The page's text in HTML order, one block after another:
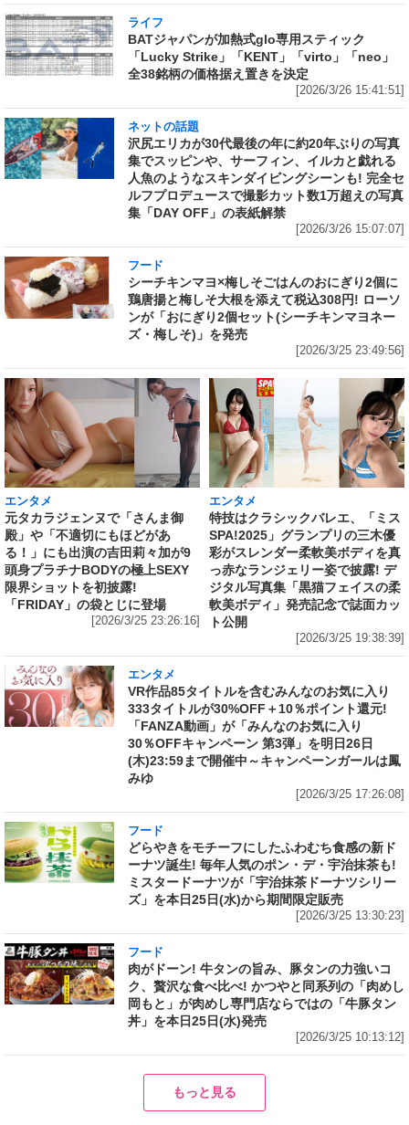
ライフ
BATジャパンが加熱式glo専用スティック
「Lucky Strike」「KENT」「virto」「neo」
全38銘柄の価格据え置きを決定
[2026/3/26 15:41:51]
ネットの話題
沢尻エリカが30代最後の年に約20年ぶりの写真
集でスッピンや、サーフィン、イルカと戯れる
人魚のようなスキンダイビングシーンも! 完全セ
ルフプロデュースで撮影カット数1万超えの写真
集「DAY OFF」の表紙解禁
[2026/3/26 15:07:07]
フード
シーチキンマヨ×梅しそごはんのおにぎり2個に
鶏唐揚と梅しそ大根を添えて税込308円! ローソ
ンが「おにぎり2個セット(シーチキンマヨネー
ズ・梅しそ)」を発売
[2026/3/25 23:49:56]
エンタメ
元タカラジェンヌで「さんま御
殿」や「不適切にもほどがあ
る！」にも出演の吉田莉々加が9
頭身プラチナBODYの極上SEXY
限界ショットを初披露!
「FRIDAY」の袋とじに登場
[2026/3/25 23:26:16]
エンタメ
特技はクラシックバレエ、「ミス
SPA!2025」グランプリの三木優
彩がスレンダー柔軟美ボディを真
っ赤なランジェリー姿で披露! デ
ジタル写真集「黒猫フェイスの柔
軟美ボディ」発売記念で誌面カッ
ト公開
[2026/3/25 19:38:39]
エンタメ
VR作品85タイトルを含むみんなのお気に入り
333タイトルが30%OFF＋10％ポイント還元!
「FANZA動画」が「みんなのお気に入り
30％OFFキャンペーン 第3弾」を明日26日
(木)23:59まで開催中～キャンペーンガールは鳳
みゆ
[2026/3/25 17:26:08]
フード
どらやきをモチーフにしたふわむち食感の新ド
ーナツ誕生! 毎年人気のポン・デ・宇治抹茶も!
ミスタードーナツが「宇治抹茶ドーナツシリー
ズ」を本日25日(水)から期間限定販売
[2026/3/25 13:30:23]
フード
肉がドーン! 牛タンの旨み、豚タンの力強いコ
ク、贅沢な食べ比べ! かつやと同系列の「肉めし
岡もと」が肉めし専門店ならではの「牛豚タン
丼」を本日25日(水)発売
[2026/3/25 10:13:12]
もっと見る